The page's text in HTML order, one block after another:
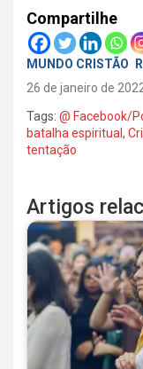
Compartilhe
MUNDO CRISTÃO
26 de janeiro de
Tags: @ Facebook/
batalha espiritual ,
tentação
Artigos